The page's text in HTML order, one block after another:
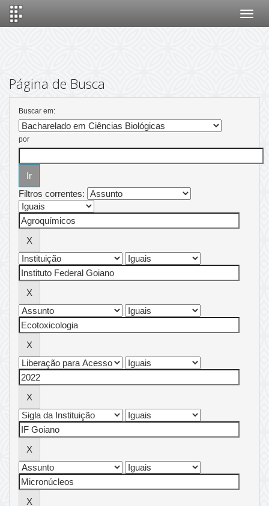
Página de Busca
Buscar em:
por
Filtros correntes: